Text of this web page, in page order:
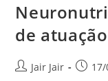
de
Jair Jair